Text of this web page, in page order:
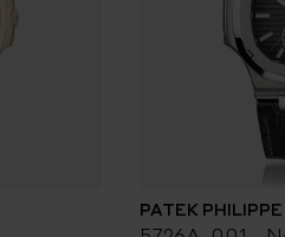
PATEK PHILIPPE